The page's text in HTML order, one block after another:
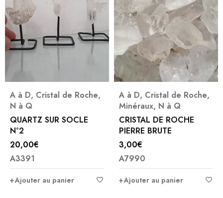
A à D, Cristal de Roche,
N à Q
QUARTZ SUR SOCLE
N°2
20,00€
A3391
Ajouter au panier
A à D, Cristal de Roche,
Minéraux, N à Q
CRISTAL DE ROCHE
PIERRE BRUTE
3,00€
A7990
Ajouter au panier